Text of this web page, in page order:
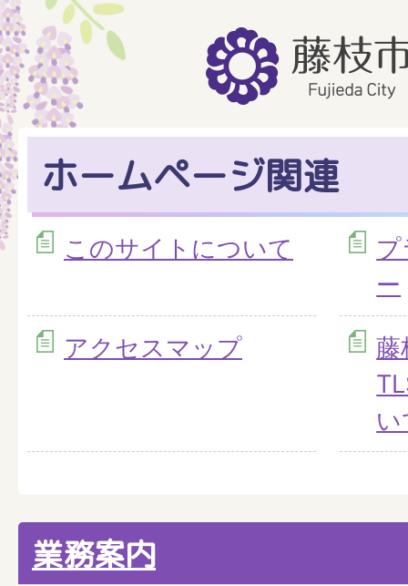
ホームページ関連
このサイトについて
ー
アクセスマップ
藤
業務案内